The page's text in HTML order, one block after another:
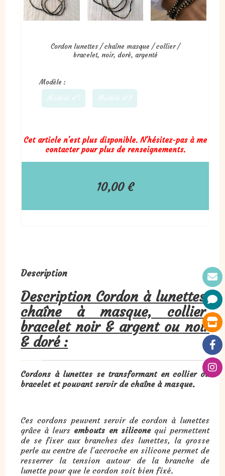
Cordon lunettes / chaîne masque / collier /
bracelet, noir, doré, argenté
Modèle :
Modèle n°1
Modèle n°2
10,00€
Cet article n'est plus disponible. N'hésitez-pas à me
contacter pour plus de renseignements.
Description
Description Cordon à lunettes,
chaîne à masque, collier,
bracelet noir & argent ou noir
& doré :
Cordons à lunettes se transformant en collier ou
bracelet et pouvant servir de chaîne à masque.
Ces cordons peuvent servir de cordon à lunettes
grâce à leurs embouts en siliconequi permettent
de se fixer aux branches des lunettes, la grosse
perle au centre de l’accroche en silicone permet de
resserrer la tension autour de la branche de
lunette pour que le cordon soit bien fixé.